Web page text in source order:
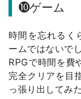
❿ゲーム
時間を忘れるく
ームではないで
RPGで時間を費
完全クリアを目
っ張り出してみ